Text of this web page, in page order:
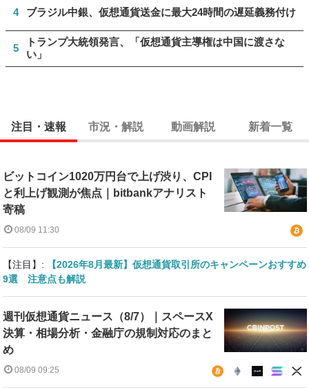
4 ブラジル中銀、仮想通貨送金に最大24時間の遅延義務付け
5
トランプ大統領発言、「仮想通貨主導権は中国に渡さな
い」
注目・速報 市況・解説 動画解説 新着一覧
ビットコイン1020万円台で上げ渋り、CPI
と利上げ観測が焦点｜bitbankアナリスト
寄稿
08/09 11:30
【注目】:
【2026年8月最新】仮想通貨取引所のキャンペーンおすすめ
9選 注意点も解説
週刊仮想通貨ニュース（8/7）｜スペースX
決算・相場分析・金融庁の規制対応のまと
め
08/09 09:25